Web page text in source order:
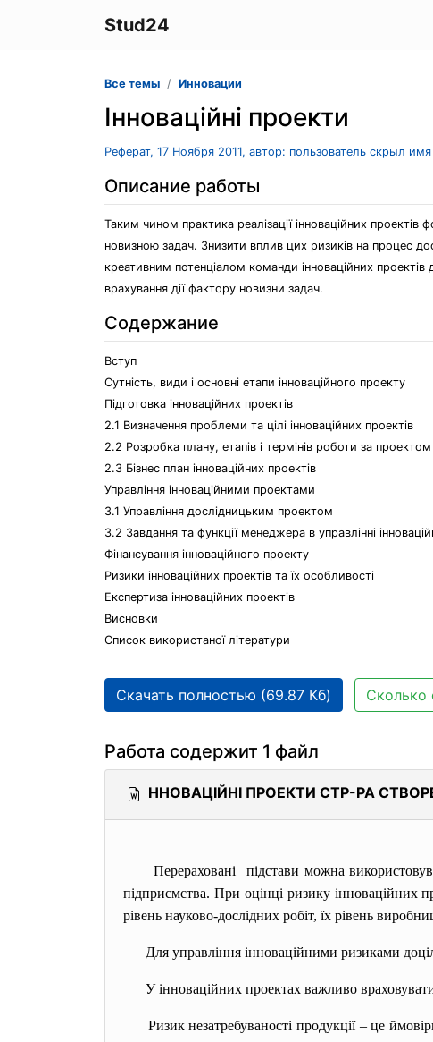
Stud24
Все темы Инновации
Інноваційні проекти
Реферат, 17 Ноября 2011, автор: пользователь скрыл имя
Описание работы
Таким чином практика реалізації інноваційних
новизною задач. Знизити вплив цих ризиків на процес
креативним потенціалом команди інноваційних
врахування дії фактору новизни задач.
Содержание
Вступ
Сутність, види і основні етапи інноваційного проекту
Підготовка інноваційних проектів
2.1 Визначення проблеми та цілі інноваційних проектів
2.2 Розробка плану, етапів і термінів роботи за проектом
2.3 Бізнес план інноваційних проектів
Управління інноваційними проектами
3.1 Управління дослідницьким проектом
3.2 Завдання та функції менеджера в управлінні
Фінансування інноваційного проекту
Ризики інноваційних проектів та їх особливості
Експертиза інноваційних проектів
Висновки
Список використаної літератури
Скачать полностью (69.87 Кб) Сколько
Работа содержит 1 файл
ННОВАЦІЙНІ ПРОЕКТИ СТР-РА
Перераховані підстави можна
підприємства. При оцінці ризику інноваційних
рівень науково-дослідних робіт, їх рівень
Для управління інноваційними ризиками
У інноваційних проектах важливо
Ризик незатребуваності продукції – це